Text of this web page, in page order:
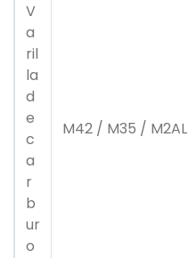
V
a
ril
la
d
e
c
a
r
b
ur
o
M42 / M35 / M2AL